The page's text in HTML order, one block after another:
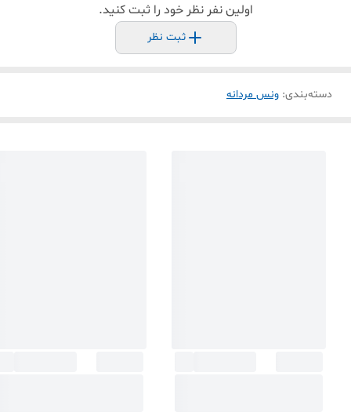
اولین نفر نظر خود را ثبت کنید.
ثبت نظر
دسته‌بندی: ونس مردانه